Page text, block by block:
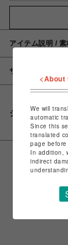
アイテム説明 / 素
サイズ
シェアする
<About
We will
automatic
Since this
translated
page before
In addition,
indirect